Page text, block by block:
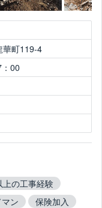
華町119-4
00
上の工事経験
ン
保険加入